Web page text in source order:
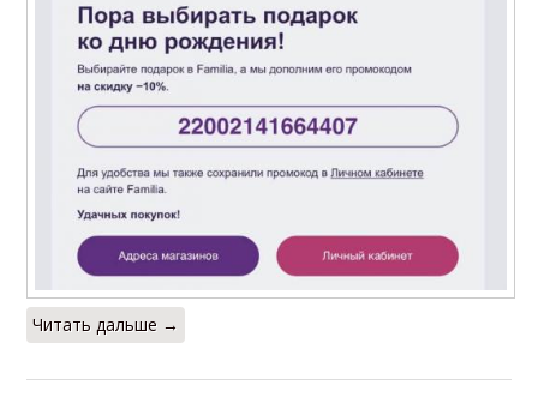
Читать дальше →